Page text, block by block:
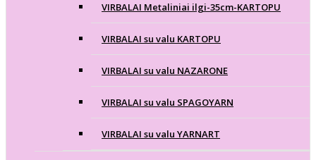
VIRBALAI Metaliniai ilgi-35cm-KARTOPU
VIRBALAI su valu KARTOPU
VIRBALAI su valu NAZARONE
VIRBALAI su valu SPAGOYARN
VIRBALAI su valu YARNART